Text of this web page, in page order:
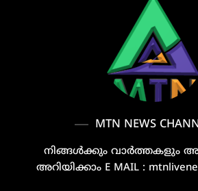
MTN NEWS
നിങ്ങൾക്കും വാർത്തകളും
അറിയിക്കാം E MAIL :